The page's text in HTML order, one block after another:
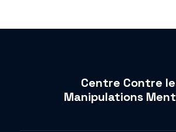
Centre Contre
Manipulations